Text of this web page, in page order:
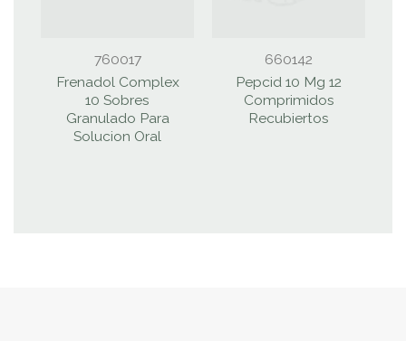
760017
Frenadol Complex
10 Sobres
Granulado Para
Solucion Oral
660142
Pepcid 10 Mg 12
Comprimidos
Recubiertos